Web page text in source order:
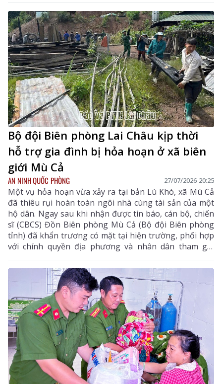
Bộ đội Biên phòng Lai Châu kịp thời
hỗ trợ gia đình bị hỏa hoạn ở xã biên
giới Mù Cả
AN NINH QUỐC PHÒNG 27/07/2026 20:25
Một vụ hỏa hoạn vừa xảy ra tại bản Lù Khò, xã Mù Cả
đã thiêu rụi hoàn toàn ngôi nhà cùng tài sản của một
hộ dân. Ngay sau khi nhận được tin báo, cán bộ, chiến
sĩ (CBCS) Đồn Biên phòng Mù Cả (Bộ đội Biên phòng
tỉnh) đã khẩn trương có mặt tại hiện trường, phối hợp
với chính quyền địa phương và nhân dân tham gia
chữa cháy, đồng thời khắc phục hậu quả vụ cháy.